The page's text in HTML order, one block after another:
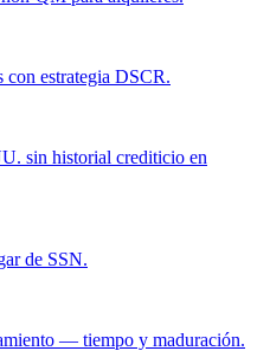
con estrategia DSCR.
sin historial crediticio en
de SSN.
— tiempo y maduración.